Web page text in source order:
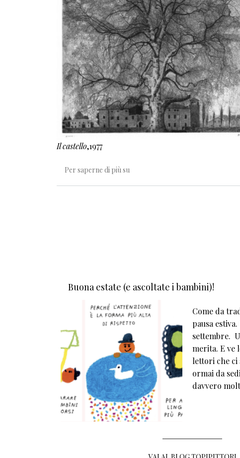
Il castello,1977
Per saperne di più su
Buona estate (e ascoltate i bambini)!
Come da
pausa
settembre.
merita. E ve
lettori che ci
ormai da
davvero